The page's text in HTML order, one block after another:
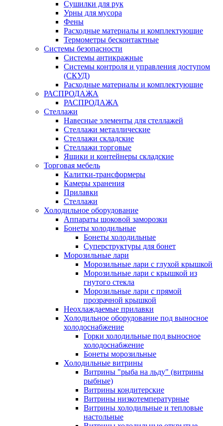
Сушилки для рук
Урны для мусора
Фены
Расходные материалы и комплектующие
Термометры бесконтактные
Системы безопасности
Системы антикражные
Системы контроля и управления доступом
(СКУД)
Расходные материалы и комплектующие
РАСПРОДАЖА
РАСПРОДАЖА
Стеллажи
Навесные элементы для стеллажей
Стеллажи металлические
Стеллажи складские
Стеллажи торговые
Ящики и контейнеры складские
Торговая мебель
Калитки-трансформеры
Камеры хранения
Прилавки
Стеллажи
Холодильное оборудование
Аппараты шоковой заморозки
Бонеты холодильные
Бонеты холодильные
Суперструктуры для бонет
Морозильные лари
Морозильные лари с глухой крышкой
Морозильные лари с крышкой из
гнутого стекла
Морозильные лари с прямой
прозрачной крышкой
Неохлаждаемые прилавки
Холодильное оборудование под выносное
холодоснабжение
Горки холодильные под выносное
холодоснабжение
Бонеты морозильные
Холодильные витрины
Витрины "рыба на льду" (витрины
рыбные)
Витрины кондитерские
Витрины низкотемпературные
Витрины холодильные и тепловые
настольные